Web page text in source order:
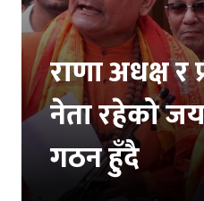
राणा अधक्ष र
नेता रहेको जय
गठन हुँदै